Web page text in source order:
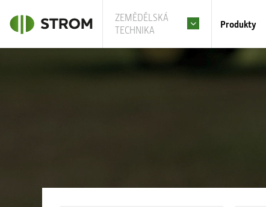
ZEMĚDĚLSKÁ
TECHNIKA
Produkty